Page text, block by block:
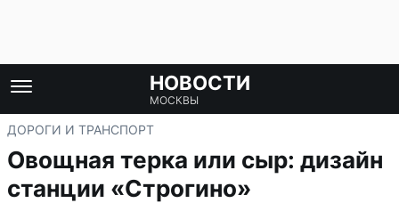
НОВОСТИ
МОСКВЫ
ДОРОГИ И ТРАНСПОРТ
Овощная терка или сыр: дизайн
станции «Строгино»